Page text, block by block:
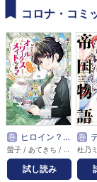
コロナ・コミ
巻 ヒロイン？聖女？いいえ、オールワークスメイドです（誇）！@COMIC
試し読み
巻 ティア